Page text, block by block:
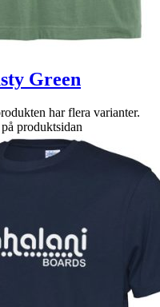
Green
har flera varianter.
produktsidan